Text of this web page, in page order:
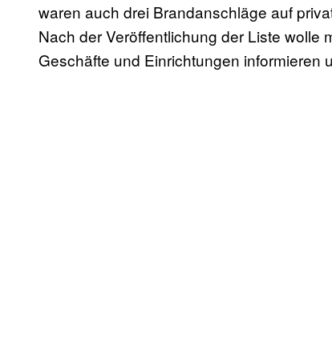
waren auch drei Brandanschläge auf
Nach der Veröffentlichung der Liste wolle
Geschäfte und Einrichtungen informieren